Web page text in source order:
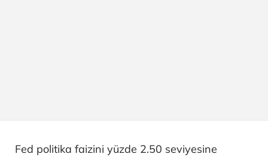
Fed politika faizini yüzde 2.50 seviyesine